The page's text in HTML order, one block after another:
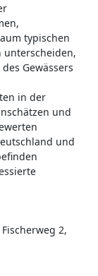
typischen
unterscheiden,
Gewässers
in der
und
und
2,